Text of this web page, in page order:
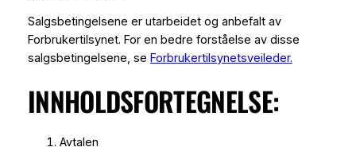
Salgsbetingelsene er utarbeidet og anbefalt av
Forbrukertilsynet. For en bedre forståelse av disse
salgsbetingelsene, se Forbrukertilsynetsveileder.
INNHOLDSFORTEGNELSE:
Avtalen